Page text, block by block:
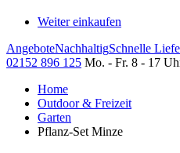
Weiter einkaufen
AngeboteNachhaltigSchnelle
02152 896 125 Mo. - Fr. 8 - 17
Home
Outdoor & Freizeit
Garten
Pflanz-Set Minze